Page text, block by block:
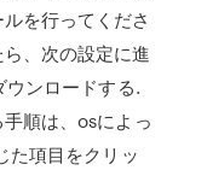
を行ってくださ
、次の設定に進
ンロードする.
順は、osによっ
た項目をクリッ